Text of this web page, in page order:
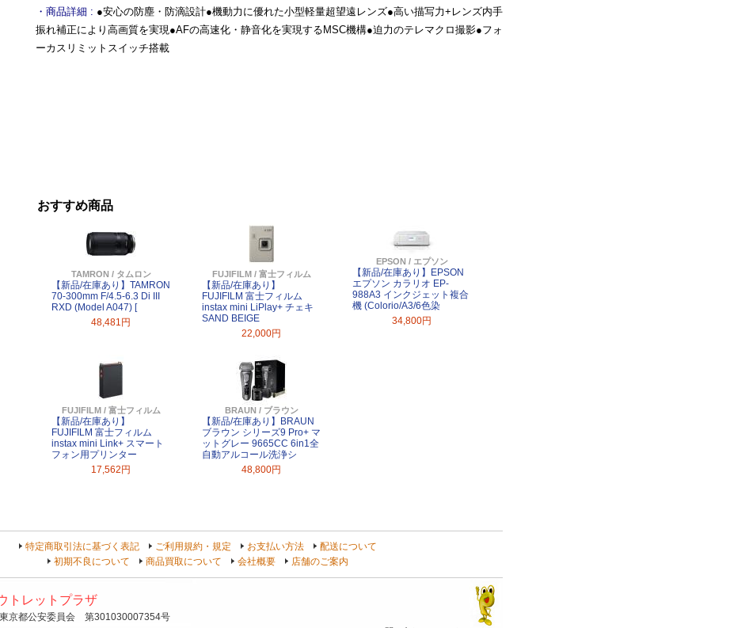
・商品詳細 : ●安心の防塵・防滴設計●機動力に優れた小型軽量超望遠レンズ●高い描写力+レンズ内手
振れ補正により高画質を実現●AFの高速化・静音化を実現するMSC機構●迫力のテレマクロ撮影●フォ
ーカスリミットスイッチ搭載
おすすめ商品
TAMRON / タムロン
【新品/在庫あり】TAMRON
70-300mm F/4.5-6.3 Di III
RXD (Model A047) [
48,481円
FUJIFILM / 富士フィルム
【新品/在庫あり】
FUJIFILM 富士フィルム
instax mini LiPlay+ チェキ
SAND BEIGE
22,000円
EPSON / エプソン
【新品/在庫あり】EPSON
エプソン カラリオ EP-
988A3 インクジェット複合
機 (Colorio/A3/6色染
34,800円
FUJIFILM / 富士フィルム
【新品/在庫あり】
FUJIFILM 富士フィルム
instax mini Link+ スマート
フォン用プリンター
17,562円
BRAUN / ブラウン
【新品/在庫あり】BRAUN
ブラウン シリーズ9 Pro+ マ
ットグレー 9665CC 6in1全
自動アルコール洗浄シ
48,800円
特定商取引法に基づく表記 ご利用規約・規定 お支払い方法
配送について
初期不良について
商品買取について 会社概要 店舗のご案内
トレットプラザ
京都公安委員会 第301030007354号